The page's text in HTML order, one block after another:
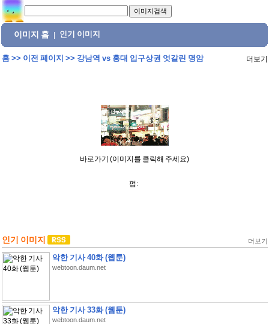
이미지 홈 인기 이미지
홈>> 이전 페이지 >> 강남역 vs 홍대 입구상권 엇갈린 명암 더보기
바로가기 (이미지를 클릭해 주세요)
펌:
인기 이미지 더보기
악한 기사 40화 (웹툰)
webtoon.daum.net
악한 기사 33화 (웹툰)
webtoon.daum.net